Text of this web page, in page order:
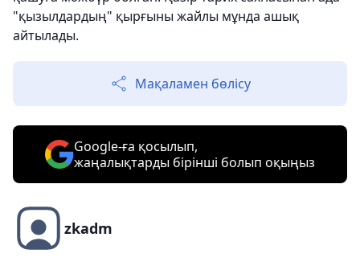
"қызылдардың" қырғыны жайлы мұнда ашық
айтылады.
Мақаламен бөлісу
Google-ға қосылып,
жаңалықтарды бірінші болып оқыңыз
zkadm